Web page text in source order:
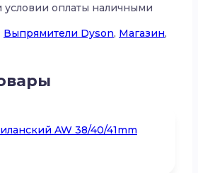
оплаты наличными
Выпрямители Dyson, Магазин,
AW 38/40/41mm